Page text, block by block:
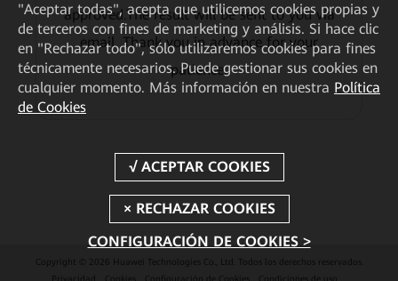
approved.The result will be sent to you via
email. Thank you in advance for your
patience.
Copyright © 2026 Huawei Technologies Co., Ltd. Todos los derechos reservados.
Privacidad
Cookies Configuración de Cookies Condiciones de uso
"Aceptar todas", acepta que utilicemos cookies propias y
de terceros con fines de marketing y análisis. Si hace clic
en "Rechazar todo", sólo utilizaremos cookies para fines
técnicamente necesarios. Puede gestionar sus cookies en
cualquier momento. Más información en nuestra Política
de Cookies
CONFIGURACIÓN DE COOKIES >